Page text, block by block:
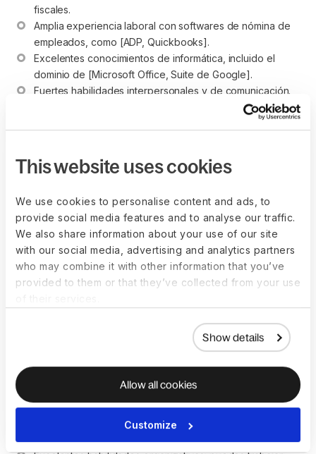
This website uses cookies
We use cookies to personalise content and ads, to
provide social media features and to analyse our traffic.
We also share information about your use of our site
with our social media, advertising and analytics partners
who may combine it with other information that you’ve
provided to them or that they’ve collected from your use
Show details
Allow all cookies
Customize
fiscales.
Amplia experiencia laboral con softwares de nómina de
empleados, como [ADP, Quickbooks].
Excelentes conocimientos de informática, incluido el
dominio de [Microsoft Office, Suite de Google].
Fuertes habilidades interpersonales y de comunicación.
Experiencia con impuestos sobre la nómina global será
Analista de Nómina Skills
Enumera las habilidades sociales y cualidades personales
que buscas en el candidato ideal.
Orientado a los detalles: tienes habilidades para registrar
detectar errores y excepciones en hojas de cálculo,
timesheets, cheques de pago, información de
empleados y otros documentos importantes.
respuestas oportunas y útiles.
Fuertes habilidades analíticas: puedes auditar, compilar y
analizar datos de nómina para garantizar la precisión e
identificar discrepancias.